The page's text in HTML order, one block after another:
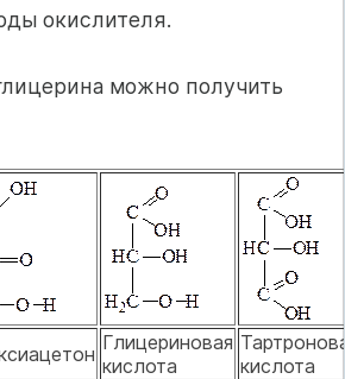
окислителя.
можно получить
Глицериновая
кислота
кислота